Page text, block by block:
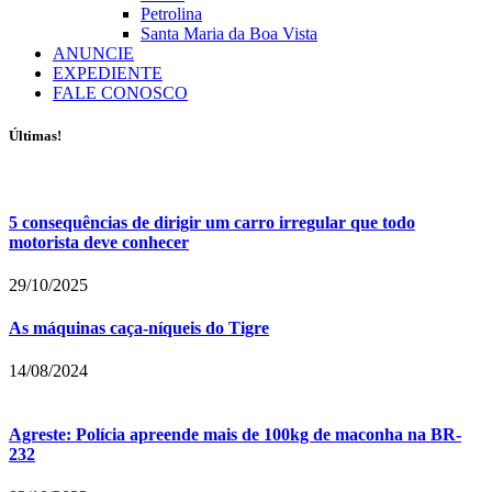
Petrolina
Santa Maria da Boa Vista
ANUNCIE
EXPEDIENTE
FALE CONOSCO
Últimas!
5 consequências de dirigir um carro irregular que todo
motorista deve conhecer
29/10/2025
As máquinas caça-níqueis do Tigre
14/08/2024
Agreste: Polícia apreende mais de 100kg de maconha na BR-
232